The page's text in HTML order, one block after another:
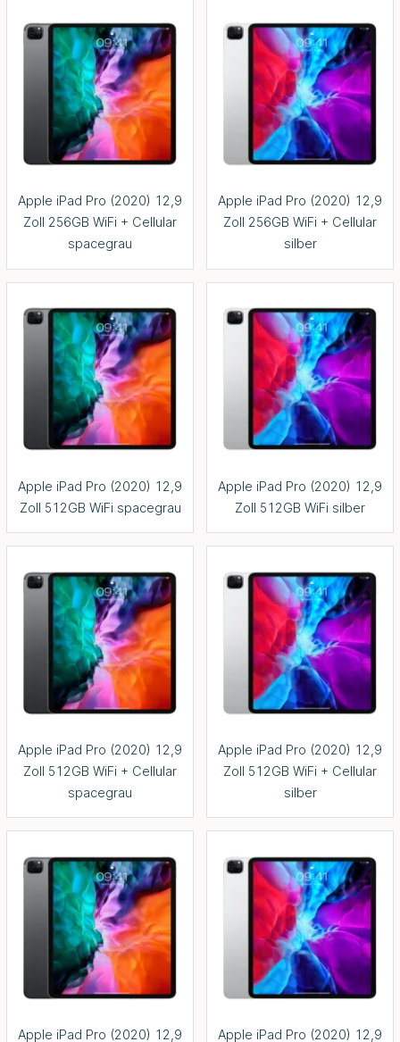
Apple iPad Pro (2020) 12,9
Zoll 256GB WiFi + Cellular
spacegrau
Apple iPad Pro (2020) 12,9
Zoll 256GB WiFi + Cellular
silber
Apple iPad Pro (2020) 12,9
Zoll 512GB WiFi spacegrau
Apple iPad Pro (2020) 12,9
Zoll 512GB WiFi silber
Apple iPad Pro (2020) 12,9
Zoll 512GB WiFi + Cellular
spacegrau
Apple iPad Pro (2020) 12,9
Zoll 512GB WiFi + Cellular
silber
Apple iPad Pro (2020) 12,9 Apple iPad Pro (2020) 12,9